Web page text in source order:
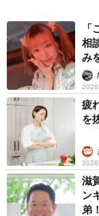
相
み
ャ
疲
を
滋
ン
弟